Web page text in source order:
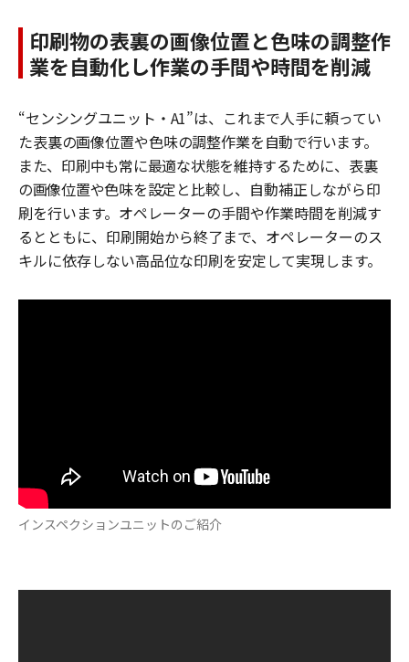
印刷物の表裏の画像位置と色味の調整作
業を自動化し作業の手間や時間を削減
“センシングユニット・ A1”は、これまで人手に頼ってい
た表裏の画像位置や色味の調整作業を自動で行います。
また、印刷中も常に最適な状態を維持するために、表裏
の画像位置や色味を設定と 比較し、自動補正しながら印
刷を行います。オペレーターの手間や作業時間を削減す
るとともに、印刷開始から終了まで、オペレーターのス
キルに依存しない高品位な印刷を安定して実現します。
インスペクションユニットのご紹介